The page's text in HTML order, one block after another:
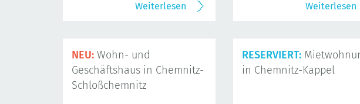
Weiterlesen Weiterlesen
NEU: Wohn- und
Geschäftshaus in Chemnitz-
Schloßchemnitz
RESERVIERT:
in Chemnitz-Kappel